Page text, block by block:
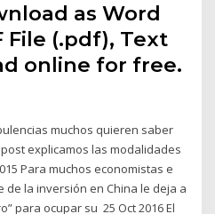
as Word
File (.pdf), Text
online for free.
muchos quieren saber
explicamos las modalidades
Para muchos economistas e
la inversión en China le deja a
para ocupar su 25 Oct 2016 El